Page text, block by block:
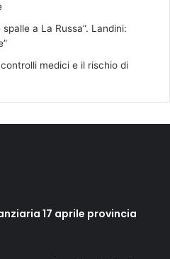
a La Russa”. Landini:
medici e il rischio di
17 aprile provincia